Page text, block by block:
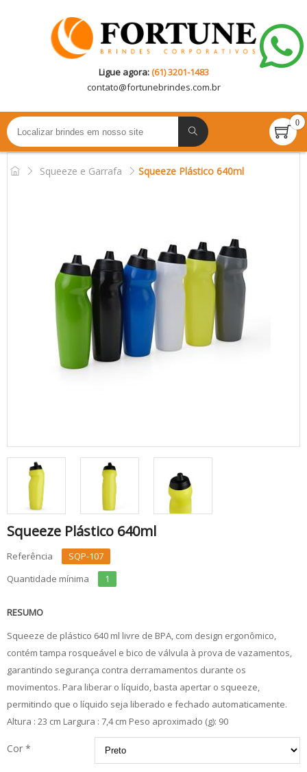
Ligue agora:(61) 3201-1483
contato@fortunebrindes.com.br
0
Squeeze e Garrafa Squeeze Plástico 640ml
Squeeze Plástico 640ml
Referência
SQP-107
Quantidade mínima
1
RESUMO
Squeeze de plástico 640 ml livre de BPA, com design ergonômico,
contém tampa rosqueável e bico de válvula à prova de vazamentos,
garantindo segurança contra derramamentos durante os
movimentos. Para liberar o líquido, basta apertar o squeeze,
permitindo que o líquido seja liberado e fechado automaticamente.
Altura : 23 cm Largura : 7,4 cm Peso aproximado (g): 90
Cor *